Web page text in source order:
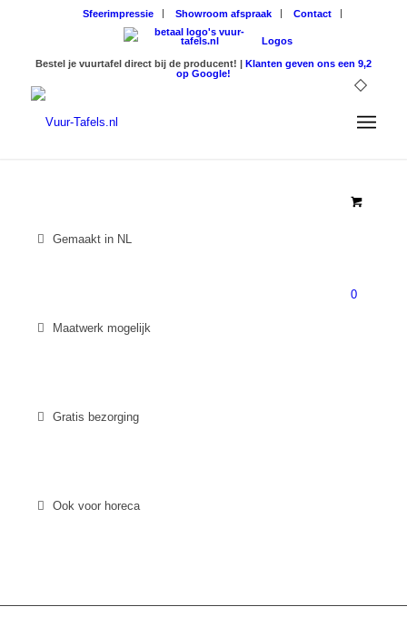
Sfeerimpressie Showroom afspraak Contact
Logos
Bestel je vuurtafel direct bij de producent! | Klanten geven ons een 9,2
op Google!
0
Gemaakt in NL
Maatwerk mogelijk
Gratis bezorging
Ook voor horeca